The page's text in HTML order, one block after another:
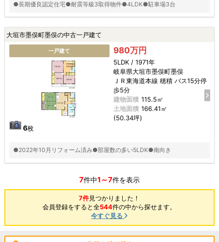
●長期優良認定住宅●耐震等級3取得物件●4LDK●駐車場3台
大垣市墨俣町墨俣の中古一戸建て
一戸建て
6枚
980万円
5LDK / 1971年
岐阜県大垣市墨俣町墨俣
ＪＲ東海道本線 穂積 バス15分停
歩5分
建物面積 115.5㎡
土地面積 166.41㎡
(50.34坪)
●2022年10月リフォーム済み●部屋数の多い5LDK●南向き
7件中1～7件を表示
7件見つかりました！
会員登録をすると全544件の中から探せます。
今すぐ見る